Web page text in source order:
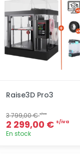
Raise3D Pro3
3 799,00 €s/iva
2 299,00 € s/iva
En stock